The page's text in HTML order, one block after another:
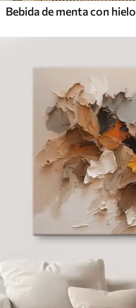
Bebida de menta con hielo